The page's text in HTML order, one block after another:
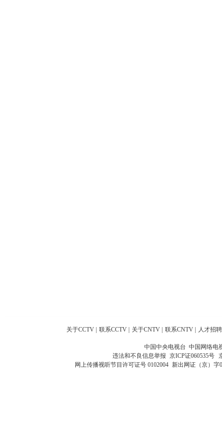
关于CCTV 联系CCTV 关于CNTV 联系CNTV 人才招聘
中国中央电视台 中国网络电
违法和不良信息举报 京ICP证060535号
网上传播视听节目许可证号 0102004 新出网证（京）